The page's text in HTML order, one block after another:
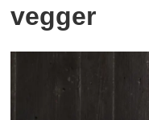
vegger